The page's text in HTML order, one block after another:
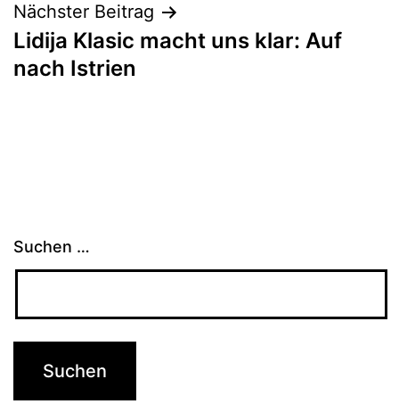
Nächster Beitrag
Lidija Klasic macht uns klar: Auf
nach Istrien
Suchen …